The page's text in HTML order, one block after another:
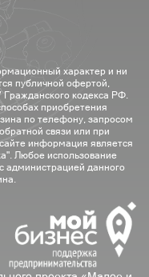
характер и ни
публичной офертой,
кодекса РФ.
приобретения
по телефону, запросом
связи или при
информация является
Любое использование
администрацией данного